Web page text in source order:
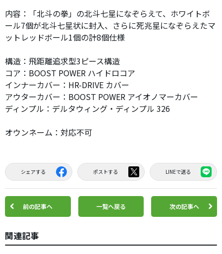
内容：「北斗の拳」の北斗七星になぞらえて、ホワイトボ
ール7個が北斗七星状に封入、さらに死兆星になぞらえたマ
ットレッドボール1個の計8個仕様
構造：飛距離追求型3ピース構造
コア：BOOST POWER ハイドロコア
インナーカバー：HR-DRIVE カバー
アウターカバー：BOOST POWER アイオノマーカバー
ディンプル：デルタウィング・ディンプル 326
オウンネーム：対応不可
シェアする ポストする LINEで送る
前の記事へ 一覧へ戻る 次の記事へ
関連記事